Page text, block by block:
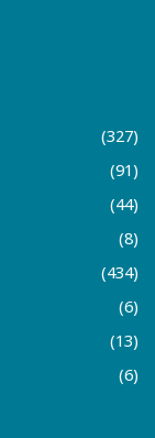
(327)
(91)
(44)
(8)
(434)
(6)
(13)
(6)